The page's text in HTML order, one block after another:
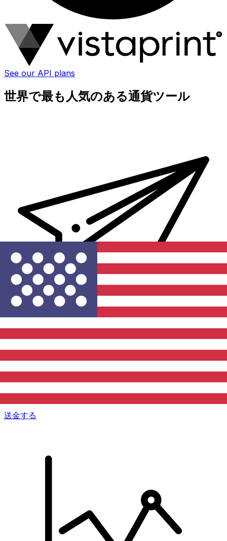
See our API plans
世界で最も人気のある通貨ツール
Xe 国際送金
オンラインの送金が迅速、安全、簡単に行えます。ライブの
追跡と通知に加え、柔軟な配信と支払いオプションをご利用
いただけます。
送金する